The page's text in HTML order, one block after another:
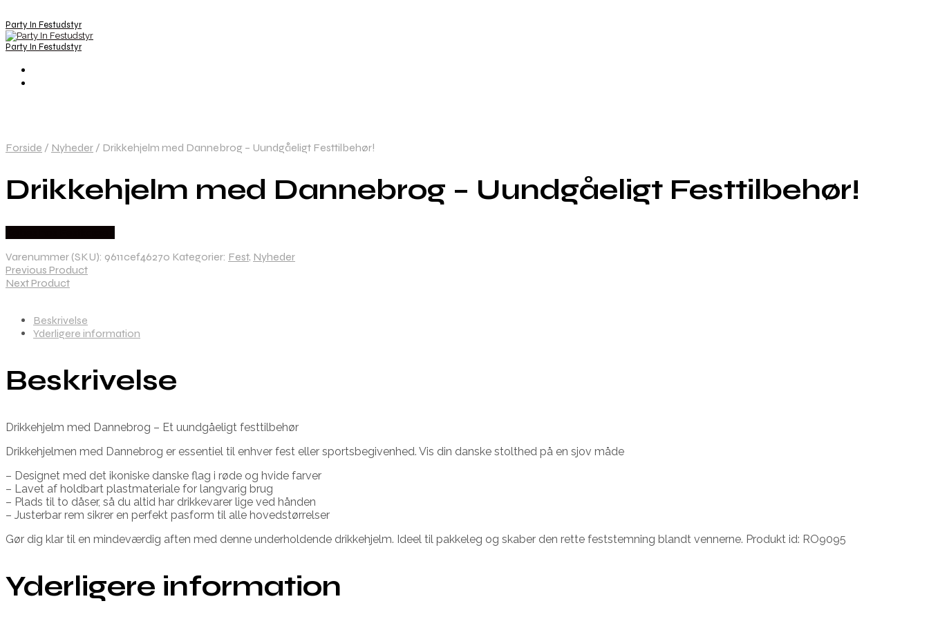
Party In Festudstyr
Party In Festudstyr
Forside / Nyheder / Drikkehjelm med Dannebrog – Uundgåeligt Festtilbehør!
Drikkehjelm med Dannebrog – Uundgåeligt Festtilbehør!
Varenummer (SKU): 9611cef46270 Kategorier: Fest, Nyheder
Previous Product
Next Product
Beskrivelse
Yderligere information
Beskrivelse
Drikkehjelm med Dannebrog – Et uundgåeligt festtilbehør
Drikkehjelmen med Dannebrog er essentiel til enhver fest eller sportsbegivenhed. Vis din danske stolthed på en sjov måde
– Designet med det ikoniske danske flag i røde og hvide farver
– Lavet af holdbart plastmateriale for langvarig brug
– Plads til to dåser, så du altid har drikkevarer lige ved hånden
– Justerbar rem sikrer en perfekt pasform til alle hovedstørrelser
Gør dig klar til en mindeværdig aften med denne underholdende drikkehjelm. Ideel til pakkeleg og skaber den rette feststemning blandt vennerne. Produkt id: RO9095
Yderligere information